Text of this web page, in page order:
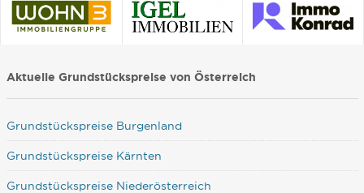
Aktuelle Grundstückspreise von Österreich
Grundstückspreise Burgenland
Grundstückspreise Kärnten
Grundstückspreise Niederösterreich